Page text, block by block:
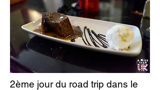
2ème jourdu road trip dans le